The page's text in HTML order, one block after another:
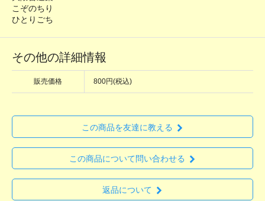
こぞのちり
ひとりごち
その他の詳細情報
販売価格 800円(税込)
この商品を友達に教える
この商品について問い合わせる
返品について